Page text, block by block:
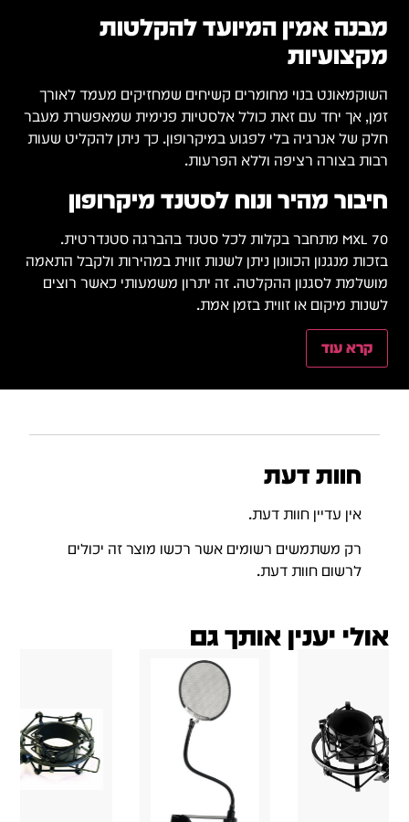
מבנה אמין המיועד להקלטות
מקצועיות
השוקמאונט בנוי מחומרים קשיחים שמחזיקים מעמד לאורך
זמן, אך יחד עם זאת כולל אלסטיות פנימית שמאפשרת מעבר
חלק של אנרגיה בלי לפגוע במיקרופון. כך ניתן להקליט שעות
רבות בצורה רציפה וללא הפרעות.
חיבור מהיר ונוח לסטנד מיקרופון
MXL 70 מתחבר בקלות לכל סטנד בהברגה סטנדרטית.
בזכות מנגנון הכוונון ניתן לשנות זווית במהירות ולקבל התאמה
מושלמת לסגנון ההקלטה. זה יתרון משמעותי כאשר רוצים
לשנות מיקום או זווית בזמן אמת.
קרא עוד
חוות דעת
אין עדיין חוות דעת.
רק משתמשים רשומים אשר רכשו מוצר זה יכולים
לרשום חוות דעת.
אולי יענין אותך גם